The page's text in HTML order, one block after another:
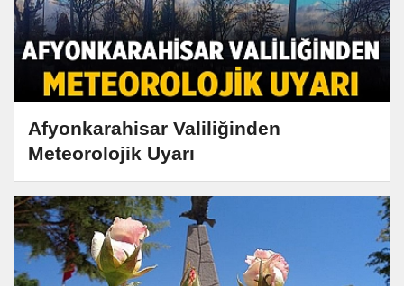
Afyonkarahisar Valiliğinden
Meteorolojik Uyarı